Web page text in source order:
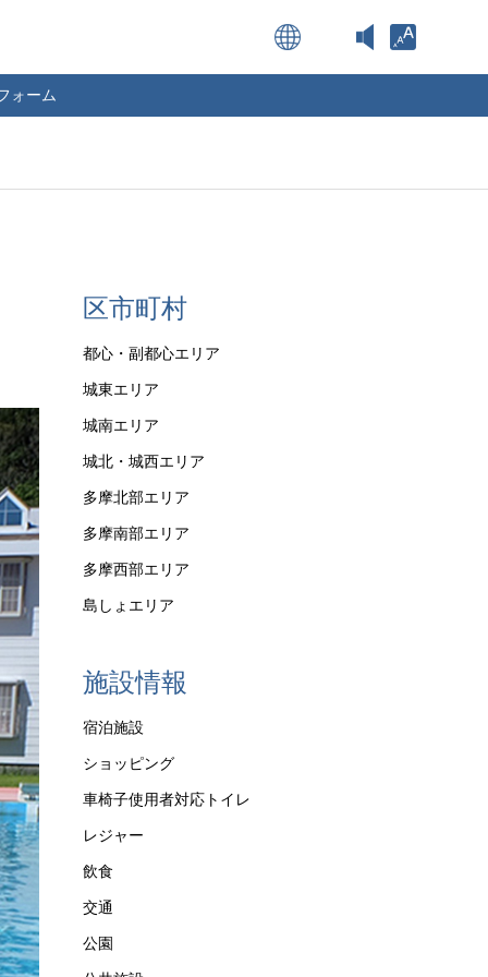
Open
ォーム
区市町村
都心・副都心エリア
城東エリア
城南エリア
城北・城西エリア
多摩北部エリア
多摩南部エリア
多摩西部エリア
島しょエリア
施設情報
宿泊施設
ショッピング
車椅子使用者対応トイレ
レジャー
飲食
交通
公園